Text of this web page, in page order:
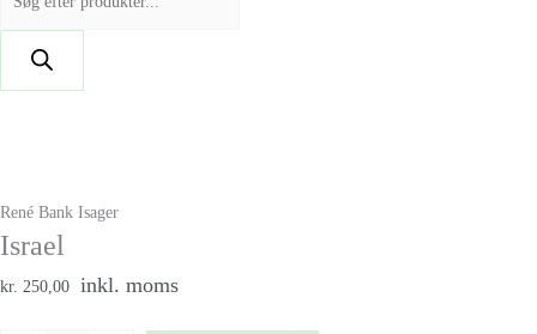
René Bank Isager
Israel
kr. 250,00 inkl. moms